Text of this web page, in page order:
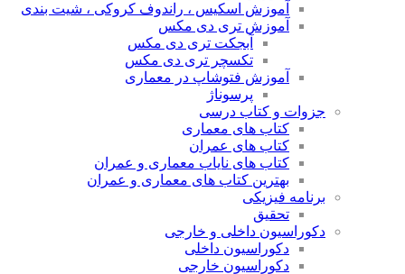
آموزش اسکیس ، راندوف کروکی ، شیت بندی
آموزش تری دی مکس
آبجکت تری دی مکس
تکسچر تری دی مکس
آموزش فتوشاپ در معماری
پرسوناژ
جزوات و کتاب درسی
کتاب های معماری
کتاب های عمران
کتاب های نایاب معماری و عمران
بهترین کتاب های معماری و عمران
برنامه فیزیکی
تحقیق
دکوراسیون داخلی و خارجی
دکوراسیون داخلی
دکوراسیون خارجی